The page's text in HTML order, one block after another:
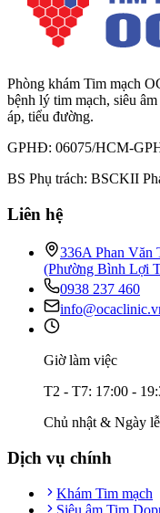
Phòng khám Tim mạch
bệnh lý tim mạch, siêu
áp, tiểu đường.
GPHĐ: 06075/HCM-
BS Phụ trách: BSCKII
Liên hệ
336A Phan Văn
(Phường Bình Lợi
0938 237 460
Giờ làm việc
T2 - T7: 17:00 -
Chủ nhật & Ngày
Dịch vụ chính
Khám Tim mạch
Siêu âm Tim